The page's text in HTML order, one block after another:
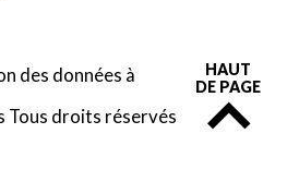
des données à
Tous droits réservés
HAUT
DE PAGE